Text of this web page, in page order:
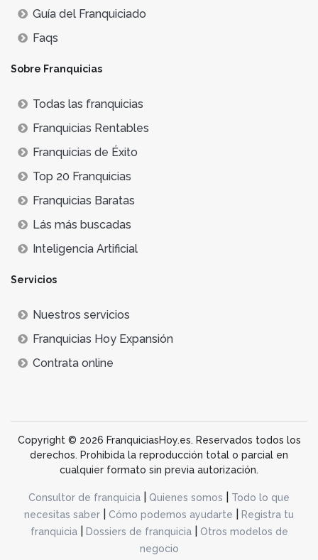
Guía del Franquiciado
Faqs
Sobre Franquicias
Todas las franquicias
Franquicias Rentables
Franquicias de Éxito
Top 20 Franquicias
Franquicias Baratas
Lás más buscadas
Inteligencia Artificial
Servicios
Nuestros servicios
Franquicias Hoy Expansión
Contrata online
Copyright © 2026 FranquiciasHoy.es. Reservados todos los
derechos. Prohibida la reproducción total o parcial en
cualquier formato sin previa autorización.
Consultor de franquicia Quienes somos
Todo lo que
necesitas saber
Cómo podemos ayudarte
Registra tu
franquicia| Dossiers de franquicia|
Otros modelos de
negocio